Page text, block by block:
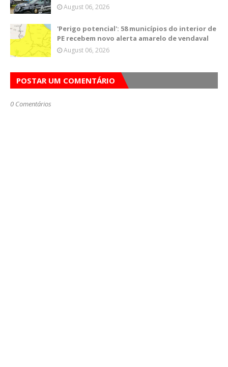
August 06, 2026
'Perigo potencial': 58 municípios do interior de
PE recebem novo alerta amarelo de vendaval
August 06, 2026
POSTAR UM COMENTÁRIO
0 Comentários